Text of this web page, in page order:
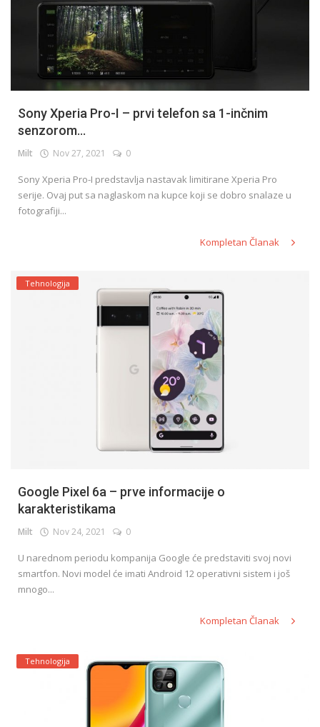
Sony Xperia Pro-I – prvi telefon sa 1-inčnim
senzorom...
Milt Nov 27, 2021 0
Sony Xperia Pro-I predstavlja nastavak limitirane Xperia Pro
serije. Ovaj put sa naglaskom na kupce koji se dobro snalaze u
fotografiji...
Kompletan Članak
Tehnologija
Google Pixel 6a – prve informacije o
karakteristikama
Milt Nov 24, 2021 0
U narednom periodu kompanija Google će predstaviti svoj novi
smartfon. Novi model će imati Android 12 operativni sistem i još
mnogo...
Kompletan Članak
Tehnologija